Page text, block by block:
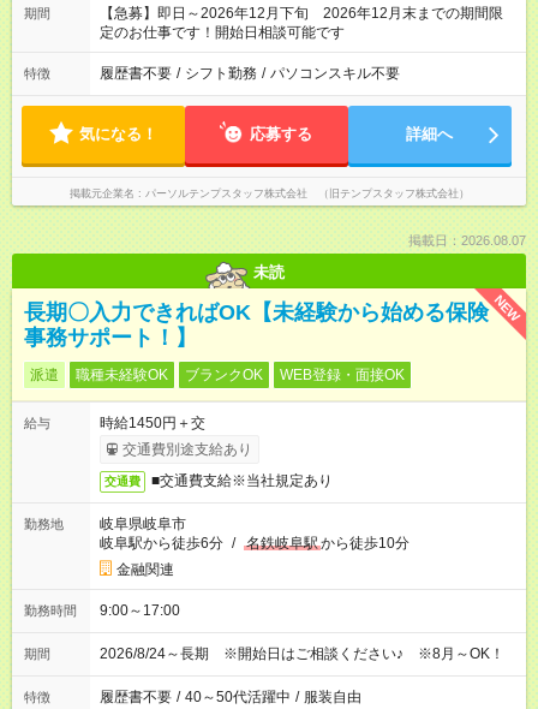
期間
【急募】即日～2026年12月下旬 2026年12月末までの期間限
定のお仕事です！開始日相談可能です
特徴 履歴書不要 / シフト勤務 / パソコンスキル不要
気になる！ 応募する 詳細へ
掲載元企業名 パーソルテンプスタッフ株式会社 （旧テンプスタッフ株式会社）
掲載日：2026.08.07
未読
NEW
長期〇入力できればOK【未経験から始める保険
事務サポート！】
派遣 職種未経験OK ブランクOK WEB登録・面接OK
給与
時給1450円＋交
交通費別途支給あり
交通費 ■交通費支給※当社規定あり
勤務地
岐阜県岐阜市
岐阜駅から徒歩6分 / 名鉄岐阜駅から徒歩10分
金融関連
勤務時間 9:00～17:00
期間 2026/8/24～長期 ※開始日はご相談ください♪ ※8月～OK！
特徴 履歴書不要 / 40～50代活躍中 / 服装自由